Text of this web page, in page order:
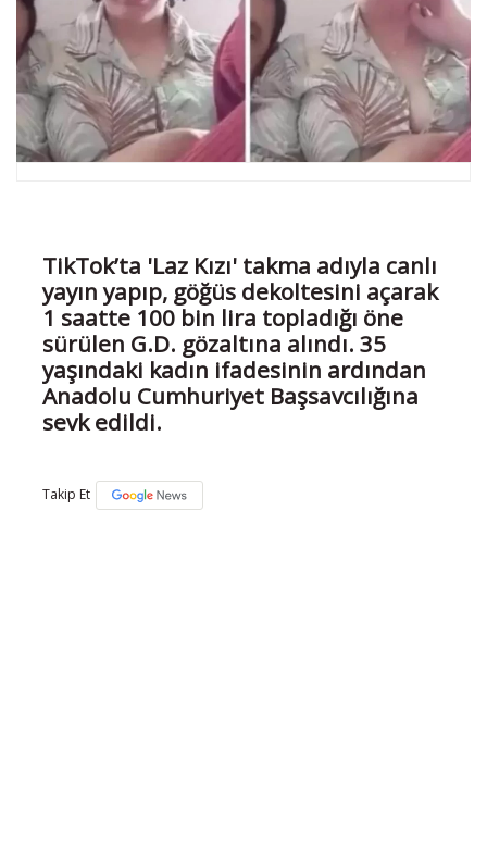
TikTok’ta 'Laz Kızı' takma adıyla canlı
yayın yapıp, göğüs dekoltesini açarak
1 saatte 100 bin lira topladığı öne
sürülen G.D. gözaltına alındı. 35
yaşındaki kadın ifadesinin ardından
Anadolu Cumhuriyet Başsavcılığına
sevk edildi.
Takip Et